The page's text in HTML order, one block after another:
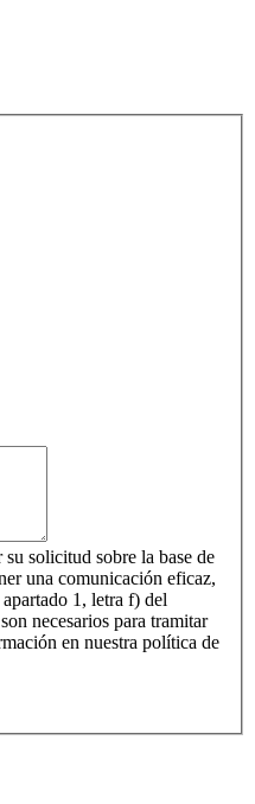
su solicitud sobre la base de
una comunicación eficaz,
1, letra f) del
necesarios para tramitar
en nuestra política de